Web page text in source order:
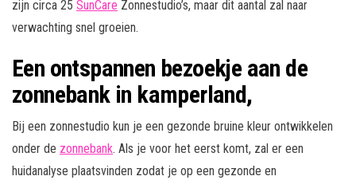
zijn circa 25 SunCare Zonnestudio’s, maar dit aantal zal naar
verwachting snel groeien.
Een ontspannen bezoekje aan de
zonnebank in kamperland,
Bij een zonnestudio kun je een gezonde bruine kleur ontwikkelen
onder de zonnebank. Als je voor het eerst komt, zal er een
huidanalyse plaatsvinden zodat je op een gezonde en